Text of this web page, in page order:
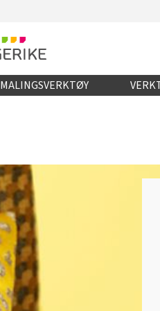
MALINGSVERKTØY